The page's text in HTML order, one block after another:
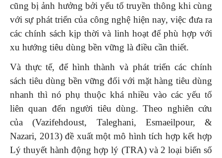
cũng bị ảnh hưởng bởi yếu tố truyền thông khi cùng
với sự phát triển của công nghệ hiện nay, việc đưa ra
các chính sách kịp thời và linh hoạt để phù hợp với
xu hướng tiêu dùng bền vững là điều cần thiết.
Và thực tế, để hình thành và phát triển các chính
sách tiêu dùng bền vững đối với mặt hàng tiêu dùng
nhanh thì nó phụ thuộc khá nhiều vào các yếu tố
liên quan đến người tiêu dùng. Theo nghiên cứu
của (Vazifehdoust, Taleghani, Esmaeilpour, &
Nazari, 2013) đề xuất một mô hình tích hợp kết hợp
Lý thuyết hành động hợp lý (TRA) và 2 loại biến số